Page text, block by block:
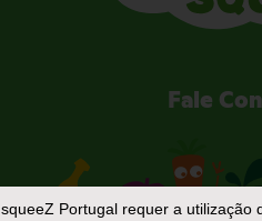
Fale
Portugal requer a utilização